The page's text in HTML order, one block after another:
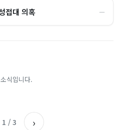
접대 의혹 ―
식입니다.이데일리
루… 7일 용광로 더위 절정 찍
1 / 3 ›